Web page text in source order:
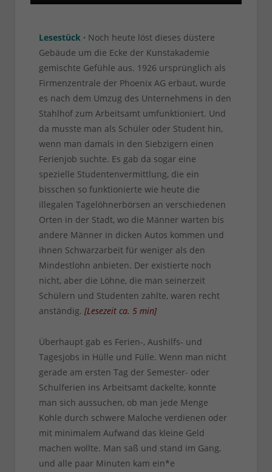
Lesestück · Noch heute löst dieses düstere
Gebäude um die Ecke der Kunstakademie
gemischte Gefühle aus. 1926 ursprünglich als
Firmenzentrale der Phoenix AG erbaut, wurde
es nach dem Umzug des Unternehmens in den
Stahlhof zum Arbeitsamt umfunktioniert. Und
da musste man als Schüler oder Student hin,
wenn man damals in den Siebzigern einen
Ferienjob suchte. Es gab da sogar eine
spezielle Studentenvermittlung, die ein
bisschen so funktionierte wie heute die
illegalen Tagelöhnerbörsen an verschiedenen
Orten in der Stadt, wo die Männer warten bis
andere Männer in dicken Autos kommen und
ihnen Schwarzarbeit für weniger als den
Mindestlohn anbieten. Der existierte noch
nicht, aber die Löhne, die man seinerzeit
Schülern und Studenten zahlte, waren recht
anständig. [Lesezeit ca. 5 min]
Überhaupt gab es Ferien-, Aushilfs- und
Tagesjobs in Hülle und Fülle. Wenn man nicht
gerade am ersten Tag der Semester- oder
Schulferien ins Arbeitsamt dackelte, konnte
man sich aussuchen, ob man jede Menge
Kohle durch schwere Maloche verdienen oder
mit minimalem Aufwand das kleine Geld
machen wollte. Man saß und stand im Gang,
und alle paar Minuten kam ein*e